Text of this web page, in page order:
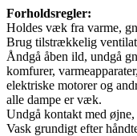
Forholdsregler:
Holdes væk fra varme,
Brug tilstrækkelig
Åndgå åben ild, undgå
komfurer, varmeapparater,
elektriske motorer og
alle dampe er væk.
Undgå kontakt med
Vask grundigt efter